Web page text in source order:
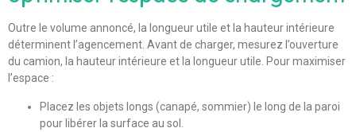
Outre le volume annoncé, la longueur utile et la hauteur intérieure
déterminent l’agencement. Avant de charger, mesurez l’ouverture
du camion, la hauteur intérieure et la longueur utile. Pour maximiser
l’espace :
Placez les objets longs (canapé, sommier) le long de la paroi
pour libérer la surface au sol.